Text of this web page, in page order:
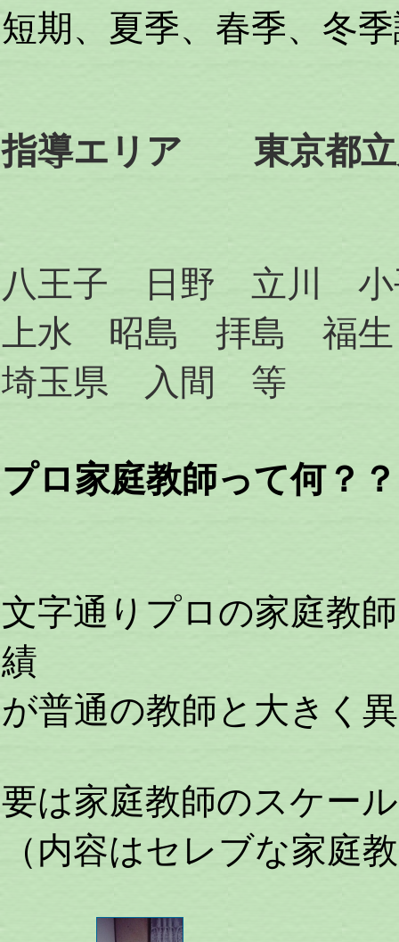
短期、夏季、春季、冬
指導エリア 東京都立
八王子 日野 立川
上水 昭島 拝島 福
埼玉県 入間 等
プロ家庭教師って何？？
文字通りプロの家庭教
績
が普通の教師と大きく
要は家庭教師のスケー
（内容はセレブな家庭